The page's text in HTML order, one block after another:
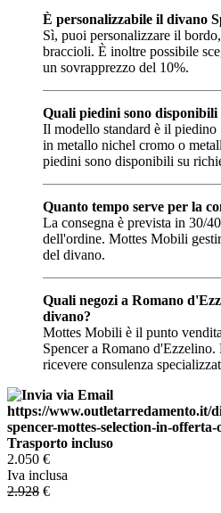
È personalizzabile il divano
Sì, puoi personalizzare il
braccioli. È inoltre possibile
un sovrapprezzo del 10%.
Quali piedini sono disponibili
Il modello standard è il
in metallo nichel cromo o
piedini sono disponibili su
Quanto tempo serve per la
La consegna è prevista in 30/
dell'ordine. Mottes Mobili
del divano.
Quali negozi a Romano
divano?
Mottes Mobili è il punto
Spencer a Romano
ricevere consulenza
Trasporto incluso
2.050 €
Iva inclusa
2.928 €